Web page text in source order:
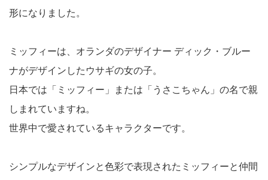
形になりました。
ミッフィーは、オランダのデザイナー ディック・ブルー
ナがデザインしたウサギの女の子。
日本では「ミッフィー」または「うさこちゃん」の名で親
しまれていますね。
世界中で愛されているキャラクターです。
シンプルなデザインと色彩で表現されたミッフィーと仲間